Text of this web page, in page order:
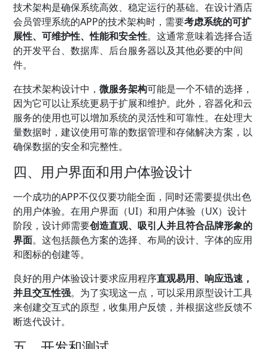
技术架构是确保系统高效、稳定运行的基础。在设计酒店
会员管理系统的APP的技术架构时，需要考虑系统的可扩
展性、可维护性、性能和安全性。这通常意味着选择合适
的开发平台、数据库、后台服务器以及其他必要的中间
件。
在技术架构设计中，微服务架构可能是一个不错的选择，
因为它可以让系统更易于扩展和维护。此外，容器化和云
服务的使用也可以增加系统的灵活性和可靠性。在处理大
量数据时，建议使用可靠的数据管理和存储解决方案，以
确保数据的安全和完整性。
四、用户界面和用户体验设计
一个成功的APP不仅仅要功能全面，同时还需要提供出色
的用户体验。在用户界面（UI）和用户体验（UX）设计
阶段，设计师需要创造直观、吸引人并且符合品牌形象的
界面。这包括颜色方案的选择、布局的设计、字体的应用
和图标的创建等。
良好的用户体验设计要求应用程序直观易用、响应迅速，
并且交互性强。为了实现这一点，可以采用原型设计工具
来创建交互式的原型，收集用户反馈，并根据这些反馈不
断迭代设计。